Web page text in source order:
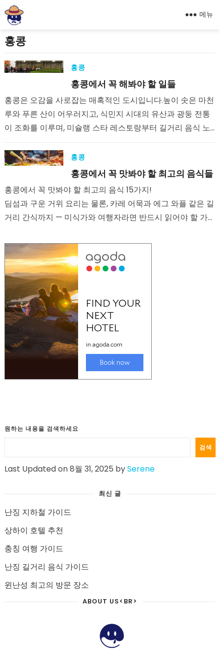
메뉴
홍콩
홍콩
홍콩에서 꼭 해봐야 할 일들
홍콩은 오감을 사로잡는 매혹적인 도시입니다.높이 솟은 마천
루와 푸른 산이 어우러지고, 식민지 시대의 유산과 광둥 전통
이 조화를 이루며, 미슐랭 스타 레스토랑부터 길거리 음식 노
홍콩
홍콩에서 꼭 맛봐야 할 최고의 음식들
홍콩에서 꼭 맛봐야 할 최고의 음식 15가지!
딤섬과 구운 거위 요리는 물론, 카레 어묵과 에그 와플 같은 길
거리 간식까지 — 미식가와 여행자라면 반드시 읽어야 할 가이
원하는 내용을 검색하세요
검색
Last Updated on 8월 31, 2025 bySerene
최신 글
난징 지하철 가이드
상하이 호텔 추천
충칭 여행 가이드
난징 길거리 음식 가이드
윈난성 최고의 방문 장소
ABOUT US<BR>